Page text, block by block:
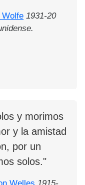
Wolfe 1931-20
y morimos
y la amistad
por un
solos."